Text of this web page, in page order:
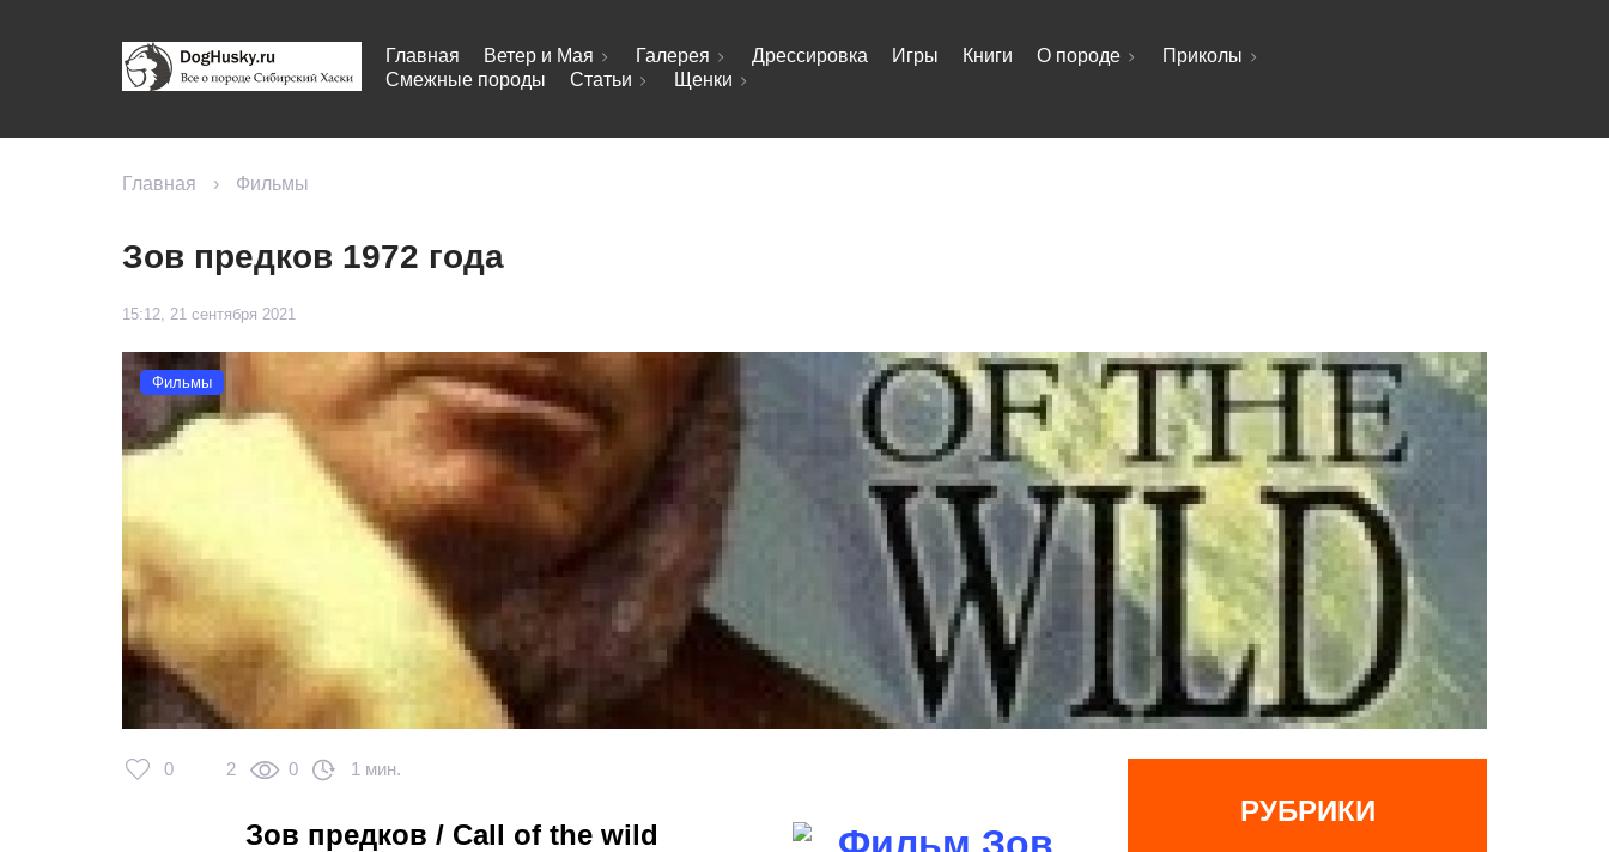
Главная Ветер и Мая Галерея Дрессировка Игры Книги О породе
Приколы
Смежные породы
Статьи Щенки
Главная › Фильмы
Зов предков 1972 года
15:12, 21 сентября 2021
Фильмы
0 2 0 1 мин.
Зов предков / Call of the wild
РУБРИКИ